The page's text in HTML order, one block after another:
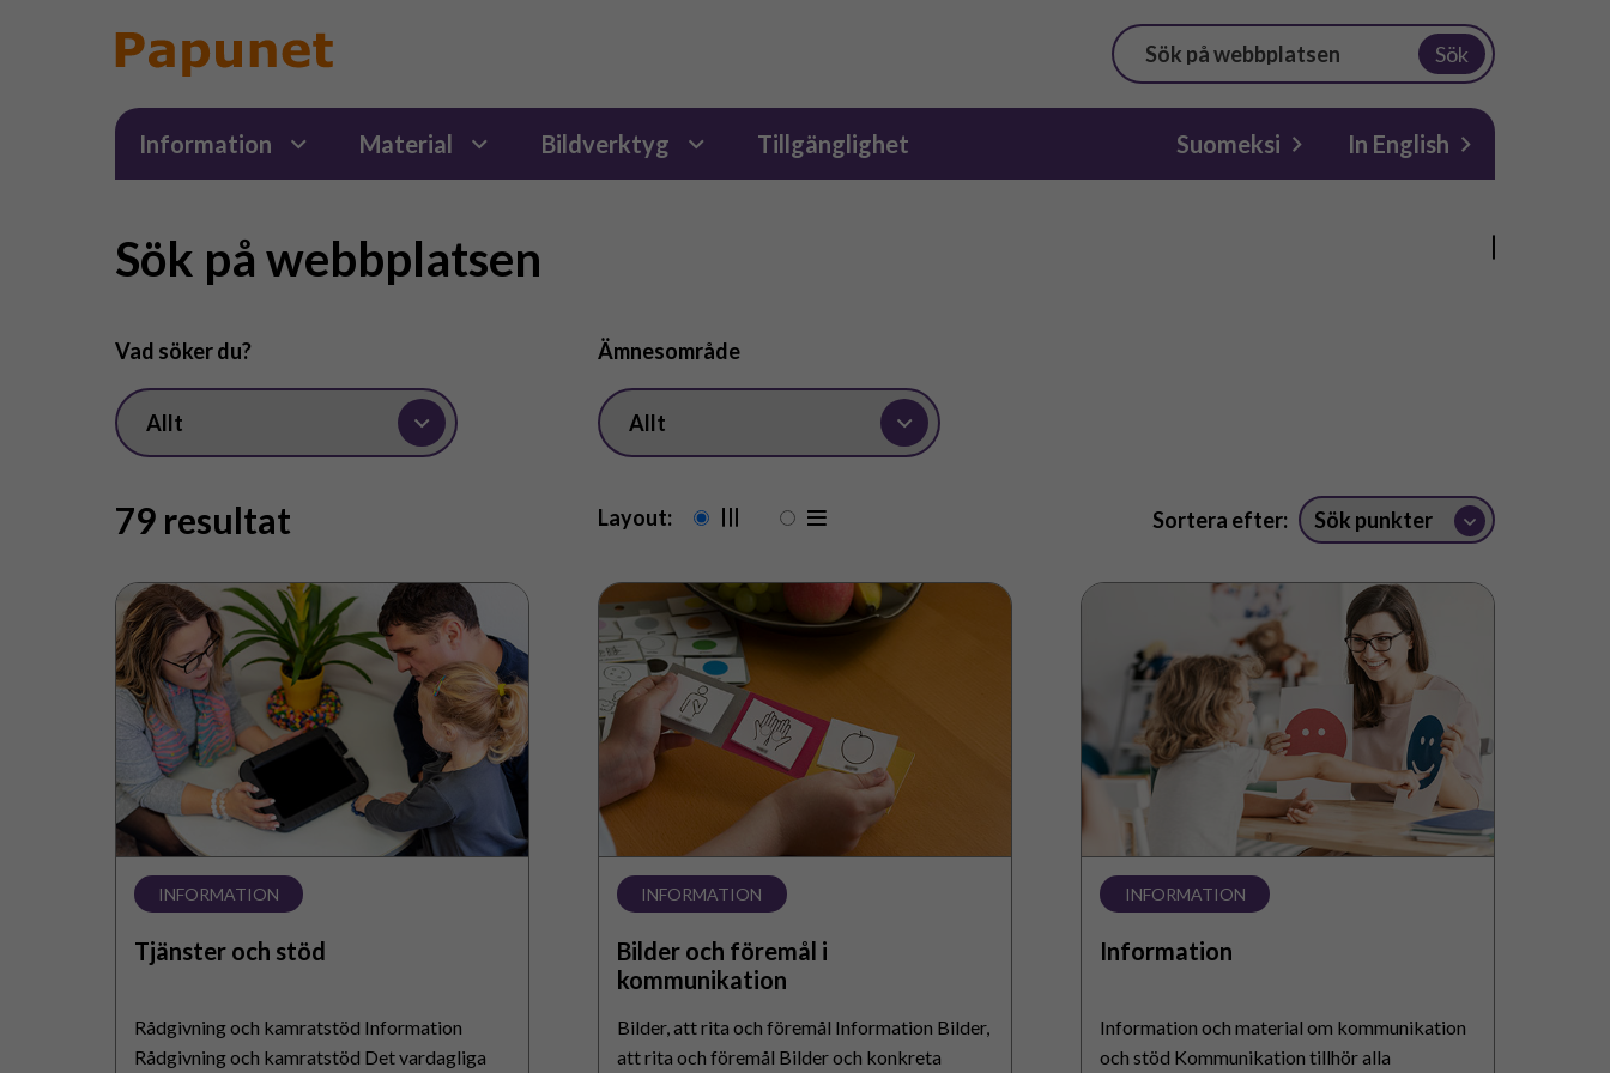
Sök
Information Material Bildverktyg Tillgänglighet Suomeksi In English
Sök på webbplatsen
Vad söker du? Ämnesområde
79 resultat Layout: Sortera efter:
Tjänster
och
stöd
INFORMATION
Tjänster och stöd
Rådgivning och kamratstöd Information
Rådgivning och kamratstöd Det vardagliga
Bilder
och
föremål
i
kommunikation
INFORMATION
Bilder och föremål i
kommunikation
Bilder, att rita och föremål Information Bilder,
att rita och föremål Bilder och konkreta
Information
INFORMATION
Information
Information och material om kommunikation
och stöd Kommunikation tillhör alla